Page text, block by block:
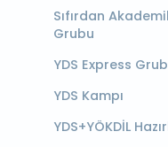
Sıfırdan
Grubu
YDS Express
YDS Kampı
YDS+YÖKDİL